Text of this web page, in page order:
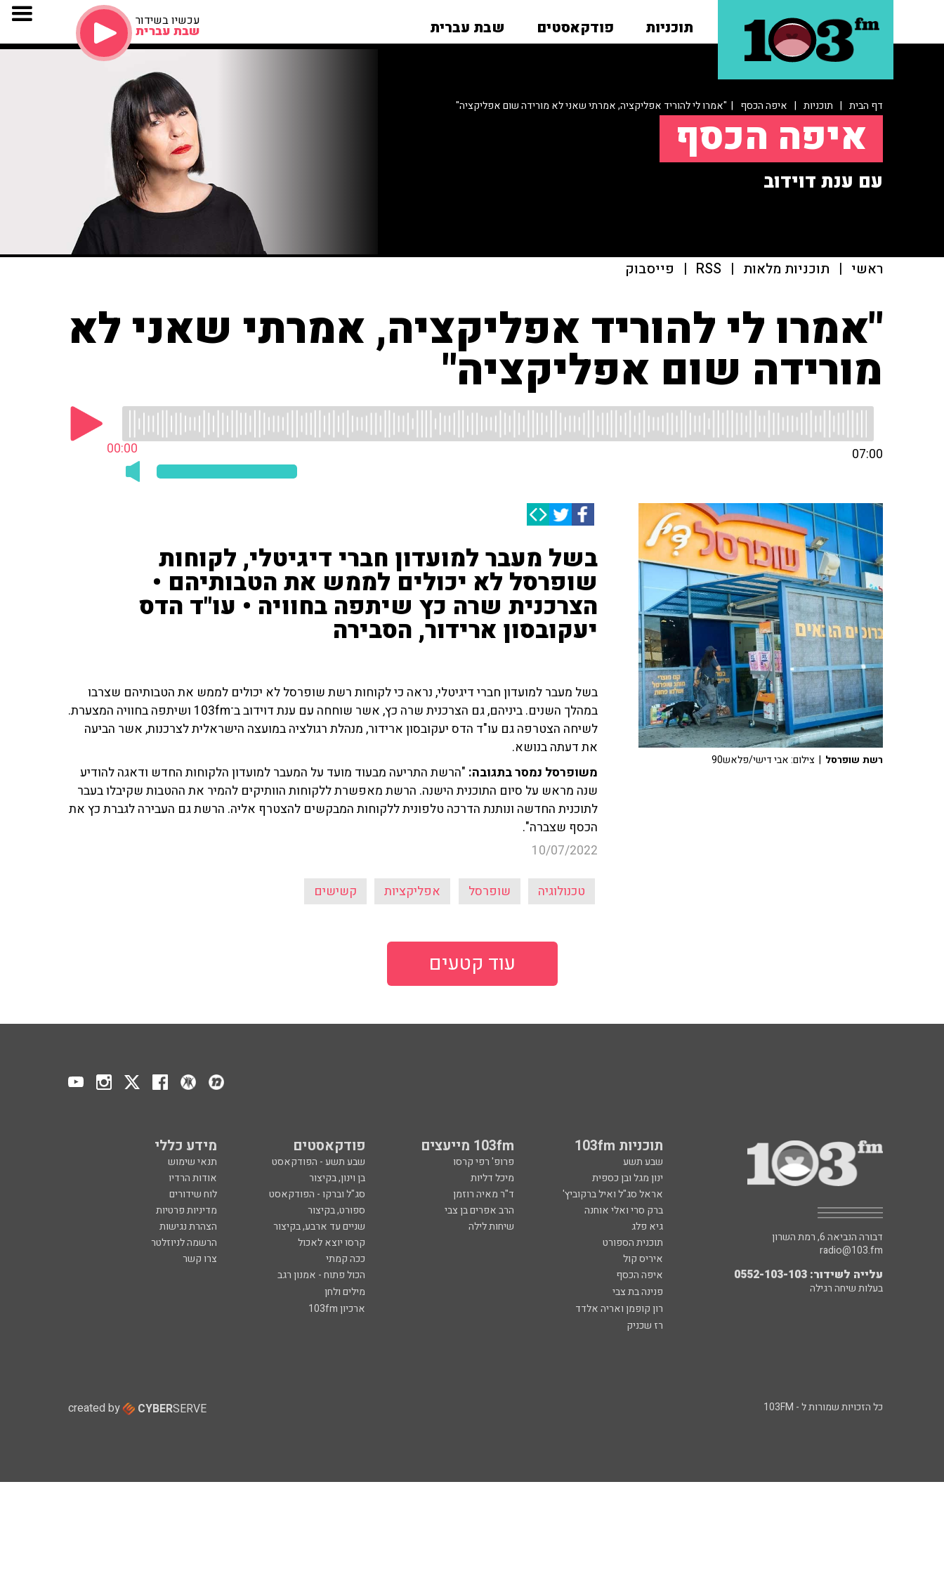
תוכניות פודקאסטים שבת עברית עכשיו בשידור
שבת עברית
דף הבית | תוכניות | איפה הכסף | "אמרו לי להוריד אפליקציה, אמרתי שאני לא מורידה שום אפליקציה"
איפה הכסף
עם ענת דוידוב
ראשי | תוכניות מלאות |
RSS
| פייסבוק
"אמרו לי להוריד אפליקציה, אמרתי שאני לא
מורידה שום אפליקציה"
00:00 07:00
בשל מעבר למועדון חברי דיגיטלי, לקוחות
שופרסל לא יכולים לממש את הטבותיהם •
הצרכנית שרה כץ שיתפה בחוויה • עו"ד הדס
יעקובסון ארידור, הסבירה
בשל מעבר למועדון חברי דיגיטלי, נראה כי לקוחות רשת שופרסל לא יכולים לממש את הטבותיהם שצרבו
במהלך השנים. ביניהם, גם הצרכנית שרה כץ, אשר שוחחה עם ענת דוידוב ב־103fm ושיתפה בחוויה המצערת.
לשיחה הצטרפה גם עו"ד הדס יעקובסון ארידור, מנהלת רגולציה במועצה הישראלית לצרכנות, אשר הביעה
את דעתה בנושא.
משופרסל נמסר בתגובה: "הרשת התריעה מבעוד מועד על המעבר למועדון הלקוחות החדש ודאגה להודיע
שנה מראש על סיום התוכנית הישנה. הרשת מאפשרת ללקוחות הוותיקים להמיר את ההטבות שקיבלו בעבר
לתוכנית החדשה ונותנת הדרכה טלפונית ללקוחות המבקשים להצטרף אליה. הרשת גם העבירה לגברת כץ את
הכסף שצברה".
10/07/2022
טכנולוגיה שופרסל אפליקציות קשישים
רשת שופרסל | צילום: אבי דישי/פלאש90
עוד קטעים
תוכניות 103fm 103fm מייעצים פודקאסטים מידע כללי
שבע תשע פרופ' רפי קרסו שבע תשע - הפודקאסט
תנאי שימוש
ינון מגל ובן כספית
מיכל דליות בן וינון, בקיצור
אודות הרדיו
אראל סג"ל ואיל ברקוביץ'
ד"ר מאיה רוזמן סג"ל וברקו - הפודקאסט
לוח שידורים
ברק סרי ואלי אוחנה
הרב אפרים בן צבי ספורט, בקיצור
מדיניות פרטיות
גיא פלג
שיחות לילה שניים עד ארבע, בקיצור
הצהרת נגישות
תוכנית הספורט
קרסו יוצא לאכול
הרשמה לניוזלטר
איריס קול
ככה קמתי
צרו קשר
איפה הכסף
הכול פתוח - אמנון רגב
פנינה בת צבי
מילים ולחן
רון קופמן ואריה אלדד
ארכיון 103fm
רז שכניק
דבורה הנביאה 6, רמת השרון
radio@103.fm
עלייה לשידור: 0552-103-103
בעלות שיחה רגילה
כל הזכויות שמורות ל - 103FM created by CYBERSERVE